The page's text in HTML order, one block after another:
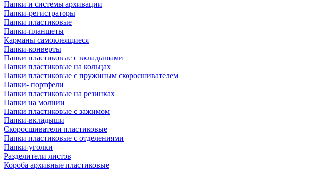
Папки и системы архивации
Папки-регистраторы
Папки пластиковые
Папки-планшеты
Карманы самоклеящиеся
Папки-конверты
Папки пластиковые с вкладышами
Папки пластиковые на кольцах
Папки пластиковые с пружиным скоросшивателем
Папки- портфели
Папки пластиковые на резинках
Папки на молнии
Папки пластиковые с зажимом
Папки-вкладыши
Скоросшиватели пластиковые
Папки пластиковые с отделениями
Папки-уголки
Разделители листов
Короба архивные пластиковые